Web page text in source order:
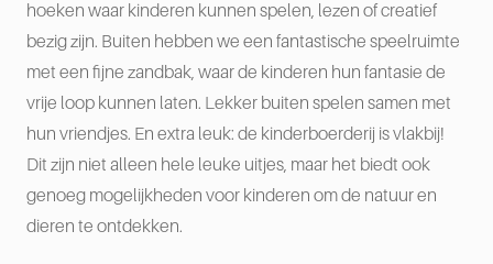
hoeken waar kinderen kunnen spelen, lezen of creatief
bezig zijn. Buiten hebben we een fantastische speelruimte
met een fijne zandbak, waar de kinderen hun fantasie de
vrije loop kunnen laten. Lekker buiten spelen samen met
hun vriendjes. En extra leuk: de kinderboerderij is vlakbij!
Dit zijn niet alleen hele leuke uitjes, maar het biedt ook
genoeg mogelijkheden voor kinderen om de natuur en
dieren te ontdekken.